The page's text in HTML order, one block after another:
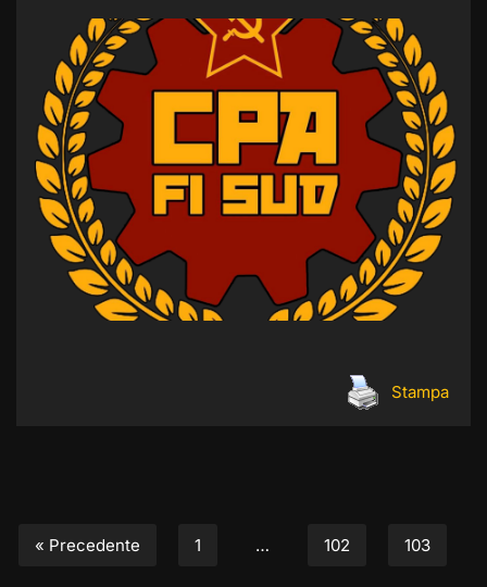
Stampa
« Precedente 1 … 102 103